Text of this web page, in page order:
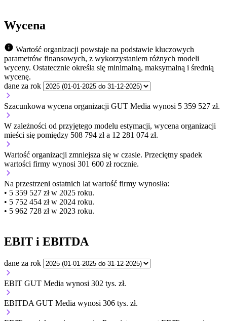
Wycena
Wartość organizacji powstaje na podstawie kluczowych
parametrów finansowych, z wykorzystaniem różnych modeli
wyceny. Ostatecznie określa się minimalną, maksymalną i średnią
wycenę.
dane za rok
Szacunkowa wycena organizacji GUT Media wynosi 5 359 527 zł.
W zależności od przyjętego modelu estymacji, wycena organizacji
mieści się pomiędzy 508 794 zł a 12 281 074 zł.
Wartość organizacji zmniejsza się w czasie. Przeciętny spadek
wartości firmy wynosi 301 600 zł rocznie.
Na przestrzeni ostatnich lat wartość firmy wynosiła:
• 5 359 527 zł w 2025 roku.
• 5 752 454 zł w 2024 roku.
• 5 962 728 zł w 2023 roku.
EBIT i EBITDA
dane za rok
EBIT GUT Media wynosi 302 tys. zł.
EBITDA GUT Media wynosi 306 tys. zł.